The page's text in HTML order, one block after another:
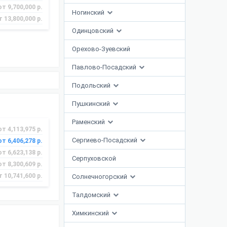
Ногинский
Одинцовский
Орехово-Зуевский
Павлово-Посадский
Подольский
Пушкинский
Раменский
Сергиево-Посадский
Серпуховской
Солнечногорский
Талдомский
Химкинский
9,700,000 р.
13,800,000 р.
4,113,975 р.
6,406,278 р.
6,623,138 р.
8,300,609 р.
10,741,600 р.